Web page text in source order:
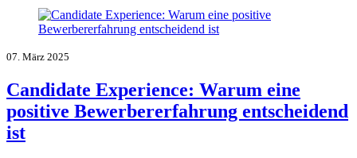
07. März 2025
Candidate Experience: Warum eine
positive Bewerbererfahrung entscheidend
ist